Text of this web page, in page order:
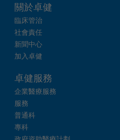
關於卓健
臨床管治
社會責任
新聞中心
加入卓健
卓健服務
企業醫療服務
服務
普通科
專科